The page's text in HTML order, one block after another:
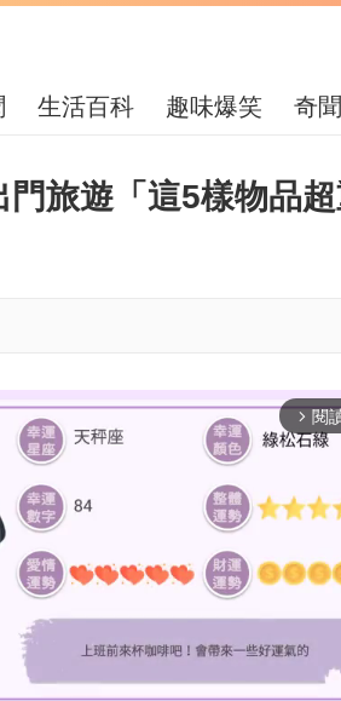
生活百科 趣味爆笑 奇
旅遊「這5樣物品
arrow_forward_ios 閱